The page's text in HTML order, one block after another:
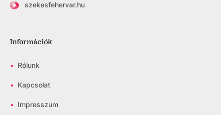
szekesfehervar.hu
Információk
• Rólunk
• Kapcsolat
• Impresszum